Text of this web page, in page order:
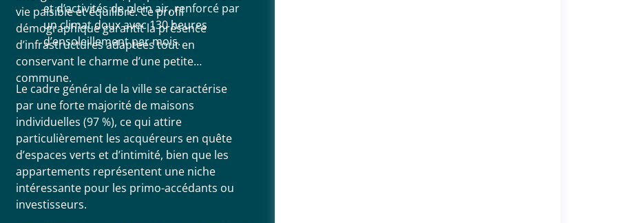
et d’activités de plein air, renforcé par
un climat doux avec 130 heures
d’ensoleillement par mois.
vie paisible et équilibré. Ce profil
démographique garantit la présence
d’infrastructures adaptées tout en
conservant le charme d’une petite
commune.
Le cadre général de la ville se caractérise
par une forte majorité de maisons
individuelles (97 %), ce qui attire
particulièrement les acquéreurs en quête
d’espaces verts et d’intimité, bien que les
appartements représentent une niche
intéressante pour les primo-accédants ou
investisseurs.